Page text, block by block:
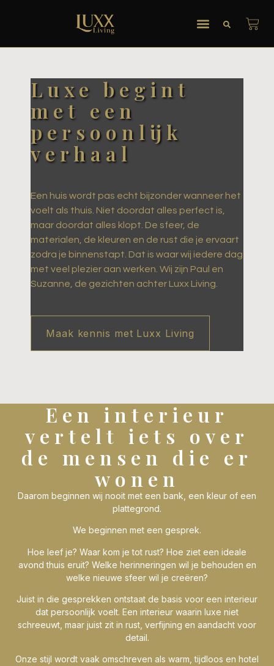
Luxe begint
met een
persoonlijk
verhaal
Een huis wordt pas echt bijzonder wanneer het
voelt als thuis. Niet doordat alles perfect is,
maar doordat alles klopt. De sfeer, de
materialen, de kleuren en de rust die je ervaart
zodra je binnenstapt. Dat is waar wij iedere dag
met veel plezier aan werken. Wij zijn Paul en
Suzanne, de gezichten achter Luxx Living.
Maak kennis met Luxx Living
Een interieur
vertelt iets over
de mensen die er
wonen
Daarom beginnen wij nooit met een bank, een kleur of een
plattegrond.
We beginnen met een gesprek.
Hoe leef je? Waar kom je tot rust? Hoe ziet een ideale
avond thuis eruit? Welke herinneringen wil je behouden en
welke nieuwe sfeer wil je creëren?
Juist in die gesprekken ontstaat de basis voor een interieur
dat persoonlijk voelt. Een interieur waarin luxe niet
schreeuwt, maar juist zit in rust, verfijning en aandacht voor
detail.
Onze stijl wordt vaak omschreven als warm, tijdloos en hotel